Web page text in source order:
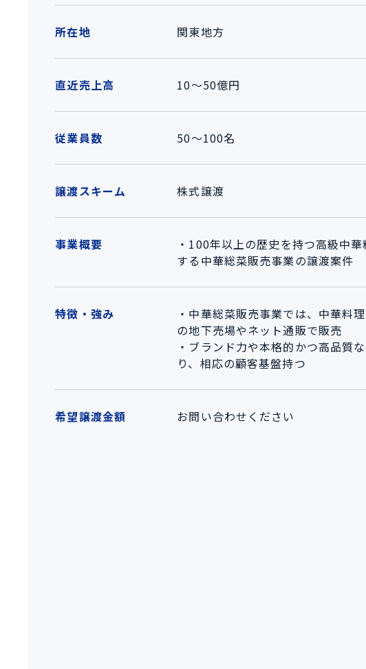
所在地 関東地方
直近売上高 10～50億円
従業員数 50～100名
譲渡スキーム 株式譲渡
事業概要
・100年以上の歴史を持つ高級中
する中華総菜販売事業の譲渡案件
特徴・強み
・中華総菜販売事業では、中華料
の地下売場やネット通販で販売
・ブランド力や本格的かつ高品質
り、相応の顧客基盤持つ
希望譲渡金額 お問い合わせください